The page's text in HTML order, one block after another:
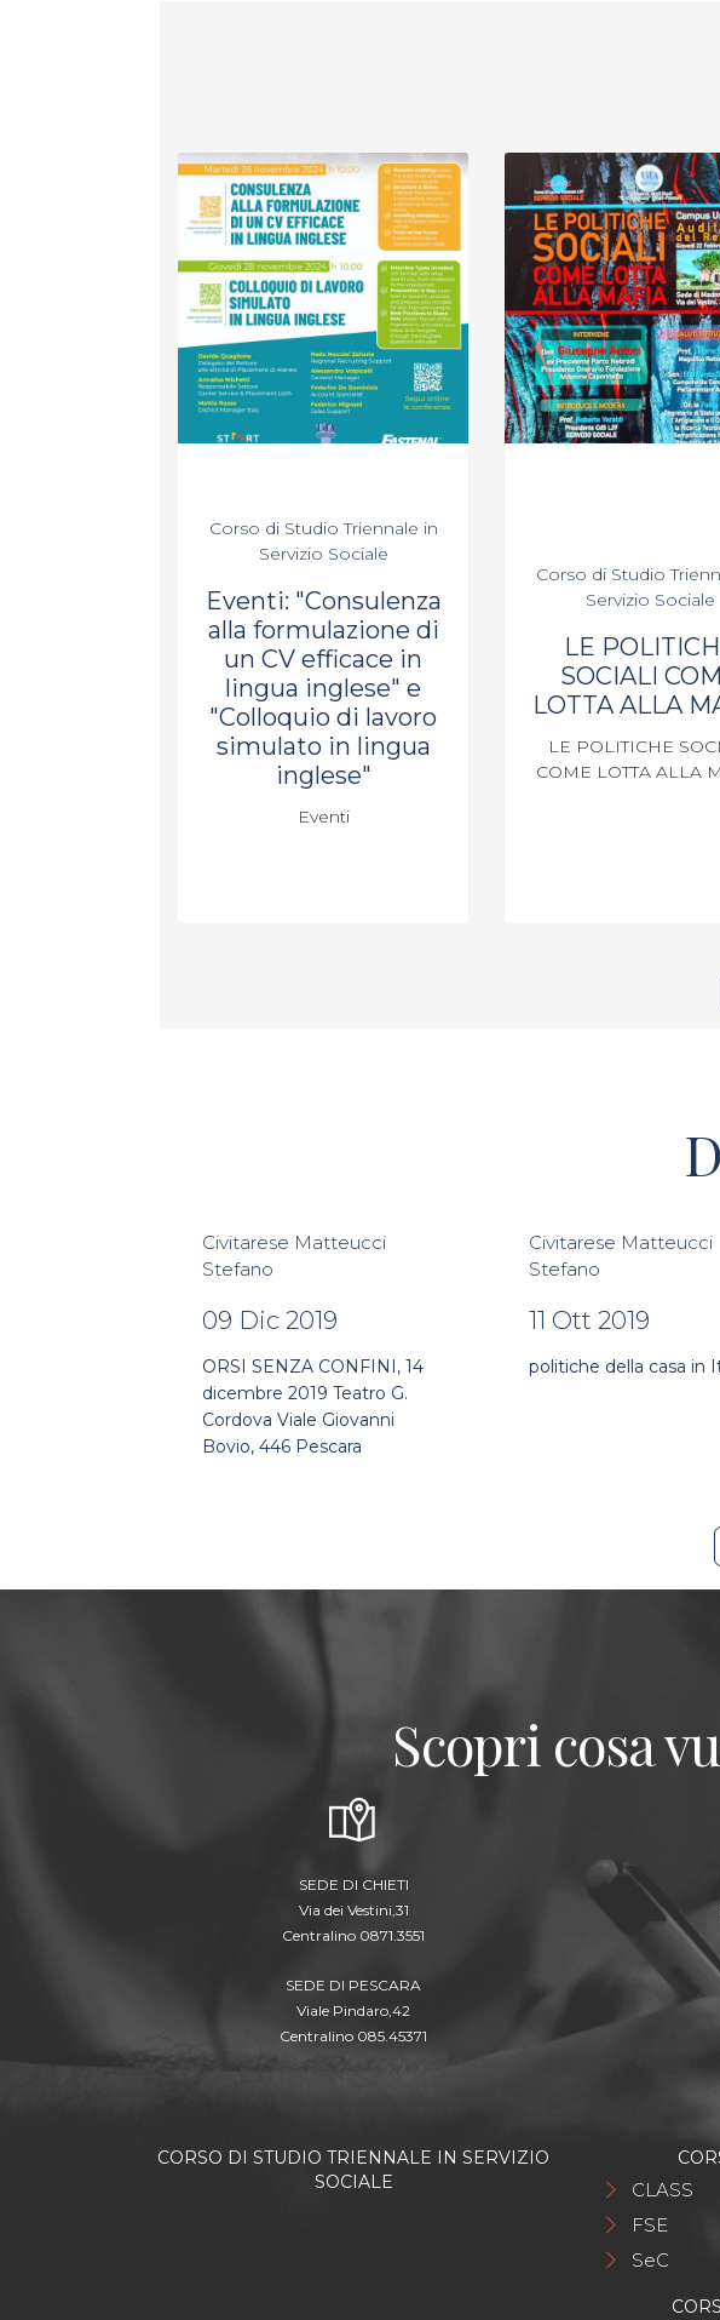
Corso di Studio Triennale in
Servizio Sociale
Eventi: "Consulenza
alla formulazione di
un CV efficace in
lingua inglese" e
"Colloquio di lavoro
simulato in lingua
inglese"
Eventi
Corso di Studio
Servizio Sociale
LE
SOCIALI
LOTTA ALLA
LE POLITICHE
COME LOTTA ALLA
Civitarese Matteucci
Stefano
09 Dic 2019
ORSI SENZA CONFINI, 14
dicembre 2019 Teatro G.
Cordova Viale Giovanni
Bovio, 446 Pescara
Civitarese Matteucci
Stefano
11 Ott 2019
politiche della casa in
Scopri cosa
SEDE DI CHIETI
Via dei Vestini,31
Centralino 0871.3551
SEDE DI PESCARA
Viale Pindaro,42
Centralino 085.45371
CORSO DI STUDIO TRIENNALE IN SERVIZIO
SOCIALE
CLASS
FSE
SeC